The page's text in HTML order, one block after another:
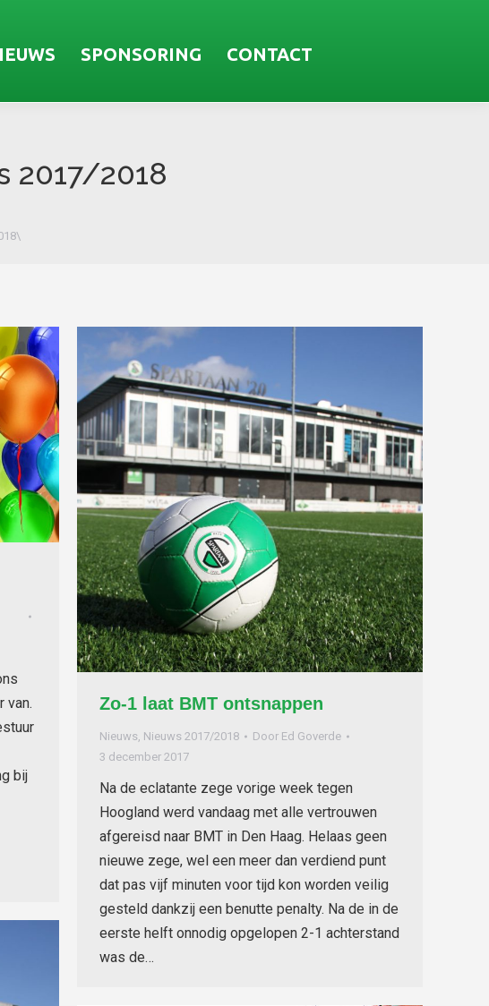
SPONSORING CONTACT
2017/2018
van.
bij
Zo-1 laat BMT ontsnappen
Nieuws, Nieuws 2017/2018 Door Ed Goverde
3 december 2017
Na de eclatante zege vorige week tegen
Hoogland werd vandaag met alle vertrouwen
afgereisd naar BMT in Den Haag. Helaas geen
nieuwe zege, wel een meer dan verdiend punt
dat pas vijf minuten voor tijd kon worden veilig
gesteld dankzij een benutte penalty. Na de in de
eerste helft onnodig opgelopen 2-1 achterstand
was de…